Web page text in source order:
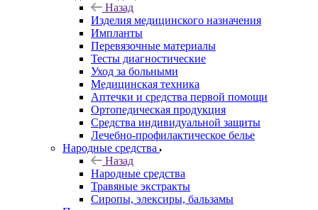
Назад
Изделия медицинского назначения
Импланты
Перевязочные материалы
Тесты диагностические
Уход за больными
Медицинская техника
Аптечки и средства первой помощи
Ортопедическая продукция
Средства индивидуальной защиты
Лечебно-профилактическое белье
Народные средства
Назад
Народные средства
Травяные экстракты
Сиропы, элексиры, бальзамы